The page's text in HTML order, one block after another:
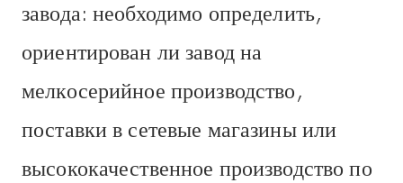
завода: необходимо определить,
ориентирован ли завод на
мелкосерийное производство,
поставки в сетевые магазины или
высококачественное производство по